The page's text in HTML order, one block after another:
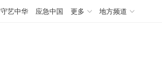
守艺中华 应急中国 更多 地方频道